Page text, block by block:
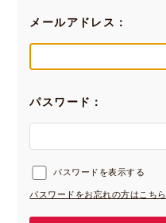
メールアドレス：
パスワード：
パスワードを表示する
パスワードをお忘れの方はこちら